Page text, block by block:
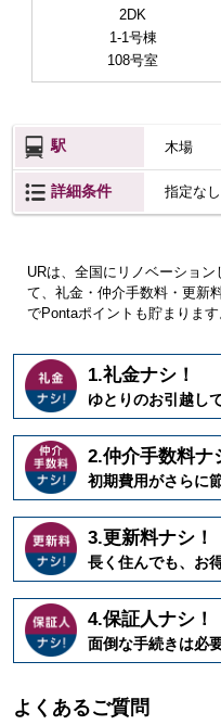
2DK
1-1号棟
108号室
駅 木場
詳細条件 指定なし
URは、全国にリノベーショ
て、礼金・仲介手数料・更新
でPontaポイントも貯まりま
1.礼金ナシ！
ゆとりのお引越し
2.仲介手数料ナ
初期費用がさらに
3.更新料ナシ！
長く住んでも、お得
4.保証人ナシ！
面倒な手続きは必
よくあるご質問